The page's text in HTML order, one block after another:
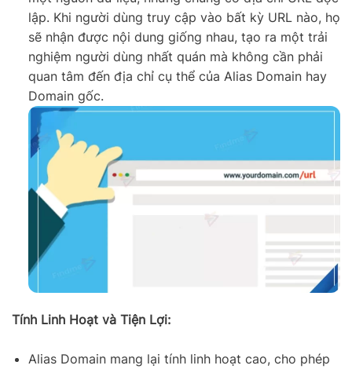
lập. Khi người dùng truy cập vào bất kỳ URL nào, họ
sẽ nhận được nội dung giống nhau, tạo ra một trải
nghiệm người dùng nhất quán mà không cần phải
quan tâm đến địa chỉ cụ thể của Alias Domain hay
Domain gốc.
Tính Linh Hoạt và Tiện Lợi:
Alias Domain mang lại tính linh hoạt cao, cho phép